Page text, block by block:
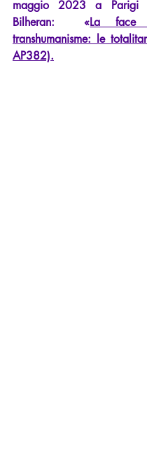
maggio 2023 a Parigi
Bilheran:  «La face
transhumanisme: le
AP382).